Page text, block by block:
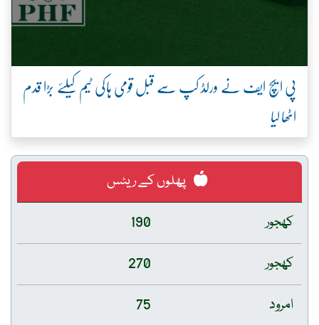
پی ایچ ایف نے ورلڈ کپ سے قبل قومی ہاکی ٹیم کیلئے بڑا قدم
اٹھا لیا
پھلوں کے ریٹس
کھجور
190
کھجور
270
امرود
75